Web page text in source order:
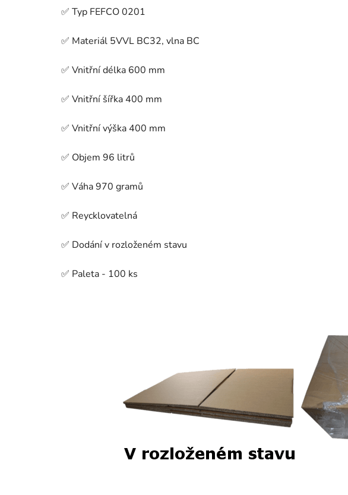
✅ Typ FEFCO 0201
✅ Materiál 5VVL BC32, vlna BC
✅ Vnitřní délka 600 mm
✅ Vnitřní šířka 400 mm
✅ Vnitřní výška 400 mm
✅ Objem 96 litrů
✅ Váha 970 gramů
✅ Reycklovatelná
✅ Dodání v rozloženém stavu
✅ Paleta - 100 ks